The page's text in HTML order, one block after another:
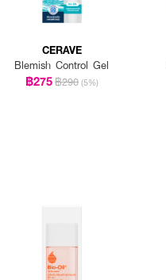
CERAVE
Blemish Control Gel
฿275฿290 (5%)